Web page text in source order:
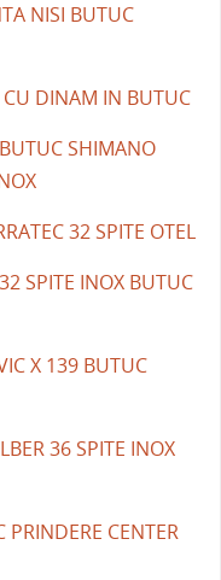
NISI BUTUC
CU DINAM IN BUTUC
SHIMANO
32 SPITE OTEL
SPITE INOX BUTUC
X 139 BUTUC
36 SPITE INOX
CENTER